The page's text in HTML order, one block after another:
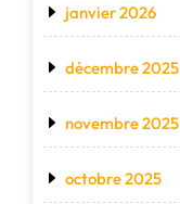
janvier 2026
décembre 2025
novembre 2025
octobre 2025